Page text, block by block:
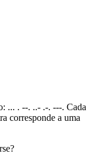
... . --. ..- .-. ---. Cada
corresponde a uma